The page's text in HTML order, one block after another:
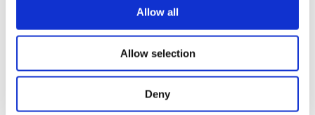
Allow all
Allow selection
Deny